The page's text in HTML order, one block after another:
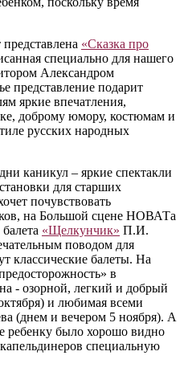
«Сказка про
специально для нашего
Александром
представление подарит
яркие впечатления,
доброму юмору, костюмам и
русских народных
каникул – яркие спектакли
для старших
почувствовать
на Большой сцене НОВАТа
«Щелкунчик» П.И.
поводом для
классические балеты. На
в
- озорной, легкий и добрый
и любимая всеми
(днем и вечером 5 ноября). А
ребенку было хорошо видно
специальную